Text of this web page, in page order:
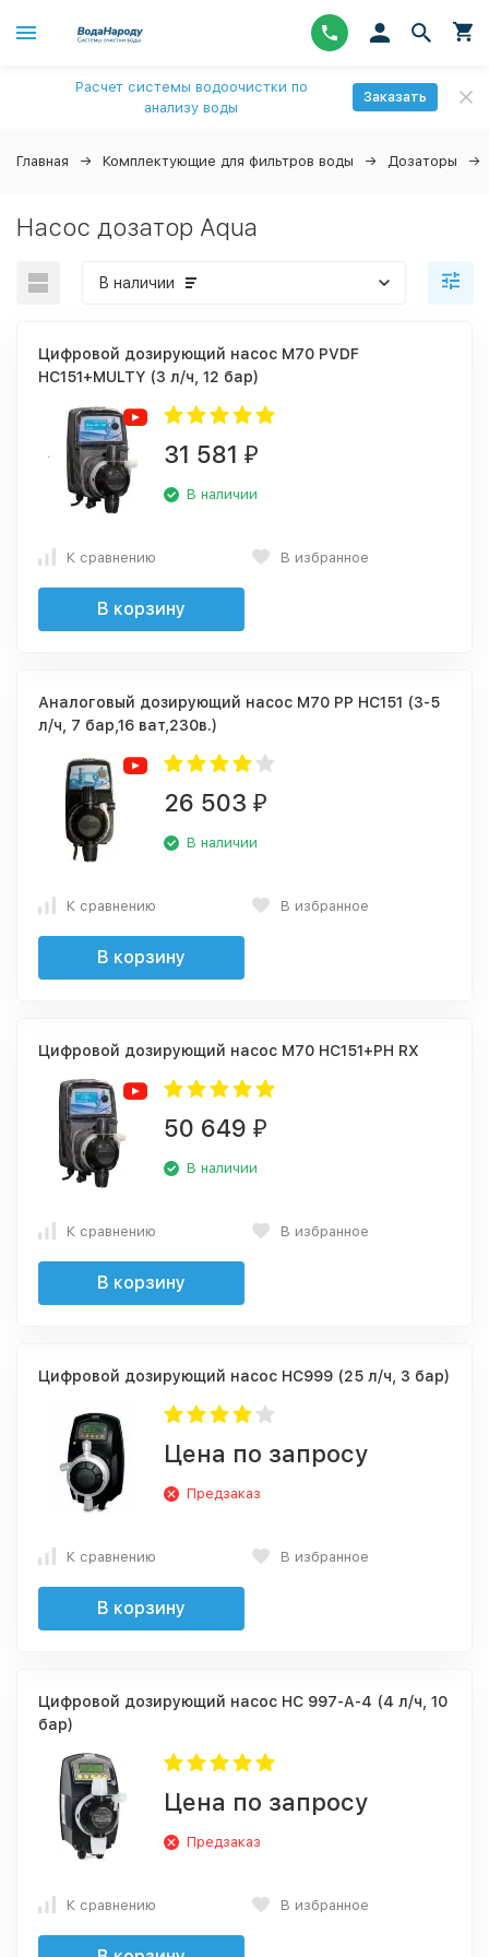
Расчет системы водоочистки по
анализу воды
Заказать
Главная Комплектующие для фильтров воды Дозаторы
Насос дозатор Aqua
В наличии
Цифровой дозирующий насос M70 PVDF
HC151+MULTY (3 л/ч, 12 бар)
31 581 ₽
В наличии
К сравнению В избранное
В корзину
Аналоговый дозирующий насос M70 PP HC151 (3-5
л/ч, 7 бар,16 ват,230в.)
26 503 ₽
В наличии
К сравнению В избранное
В корзину
Цифровой дозирующий насос M70 HC151+PH RX
50 649 ₽
В наличии
К сравнению В избранное
В корзину
Цифровой дозирующий насос HC999 (25 л/ч, 3 бар)
Цена по запросу
Предзаказ
К сравнению В избранное
В корзину
Цифровой дозирующий насос HC 997-A-4 (4 л/ч, 10
бар)
Цена по запросу
Предзаказ
К сравнению В избранное